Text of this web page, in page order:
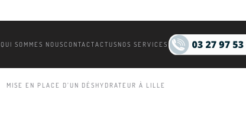
QUI SOMMES NOUSCONTACTACTUS NOS SERVICES
MISE EN PLACE D’UN DÉSHYDRATEUR À LILLE